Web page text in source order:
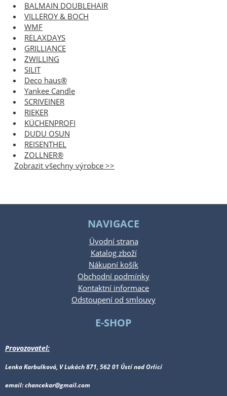
BALMAIN DOUBLEHAIR
VILLEROY & BOCH
WMF
RELAXDAYS
GRILLIANCE
ZWILLING
SILIT
Deco haus®
Yankee Candle
SCRIVEINER
RIEKER
KÜCHENPROFI
DUDU OSUN
REISENTHEL
ZOLLNER®
Zobrazit všechny výrobce >>
NAVIGACE
Úvodní strana
Katalog zboží
Nákupní košík
Obchodní podmínky
Kontaktní informace
Odstoupení od smlouvy
E-SHOP
Provozovatel:
Lenka Karbulková, V Lukách 871, 562 01 Ústí nad Orlicí
email: chancekar@gmail.com